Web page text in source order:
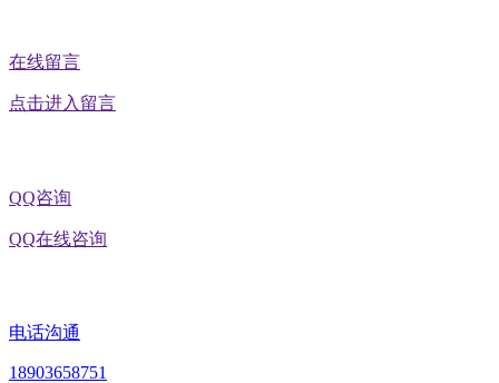
在线留言
点击进入留言
QQ咨询
QQ在线咨询
电话沟通
18903658751